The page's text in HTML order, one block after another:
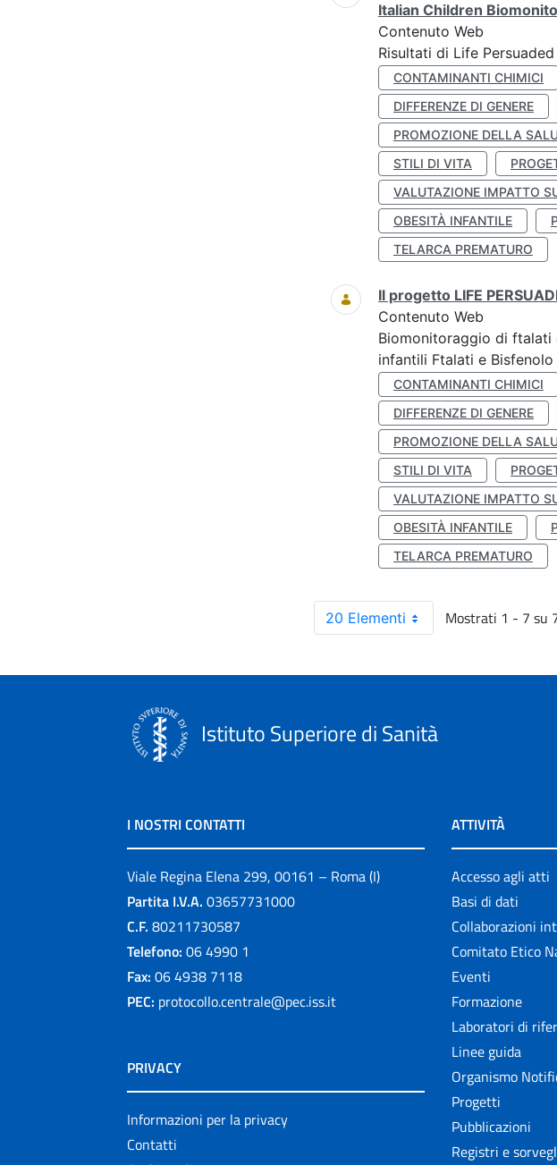
Italian Children
Contenuto Web
Risultati di Life
CONTAMINANTI CHIMICI
DIFFERENZE DI GENERE
PROMOZIONE DELLA
STILI DI VITA
VALUTAZIONE IMPATTO
OBESITÀ INFANTILE
TELARCA PREMATURO
Il progetto LIFE
Contenuto Web
Biomonitoraggio di ftalati
infantili Ftalati e
CONTAMINANTI CHIMICI
DIFFERENZE DI GENERE
PROMOZIONE DELLA
STILI DI VITA
VALUTAZIONE IMPATTO
OBESITÀ INFANTILE
TELARCA PREMATURO
20 Elementi Mostrati 1 - 7 su
Istituto Superiore di Sanità
I NOSTRI CONTATTI
Viale Regina Elena 299, 00161 – Roma (I)
Partita I.V.A. 03657731000
C.F. 80211730587
Telefono: 06 4990 1
Fax: 06 4938 7118
PEC: protocollo.centrale@pec.iss.it
PRIVACY
Informazioni per la privacy
Contatti
ATTIVITÀ
Accesso agli atti
Basi di dati
Collaborazioni
Comitato Etico
Eventi
Formazione
Laboratori di
Linee guida
Organismo
Progetti
Pubblicazioni
Registri e